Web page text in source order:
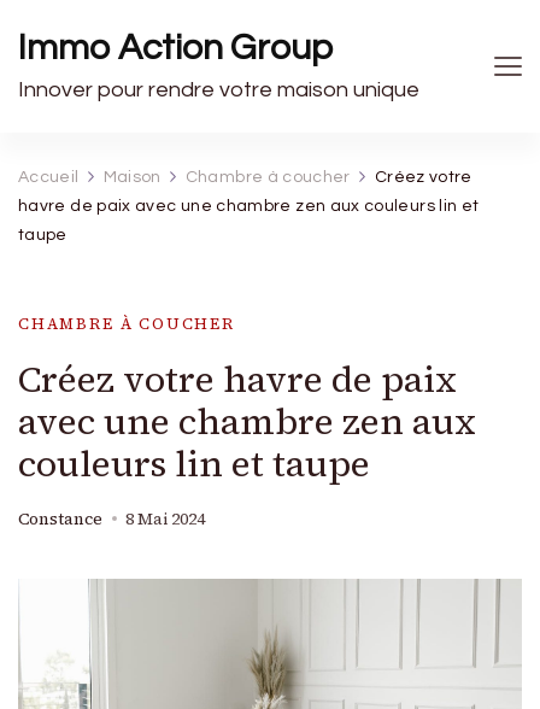
Immo Action Group
Innover pour rendre votre maison unique
Accueil Maison Chambre à coucher
Créez votre
havre de paix avec une chambre zen aux couleurs lin et
taupe
CHAMBRE À COUCHER
Créez votre havre de paix
avec une chambre zen aux
couleurs lin et taupe
Constance 8 Mai 2024